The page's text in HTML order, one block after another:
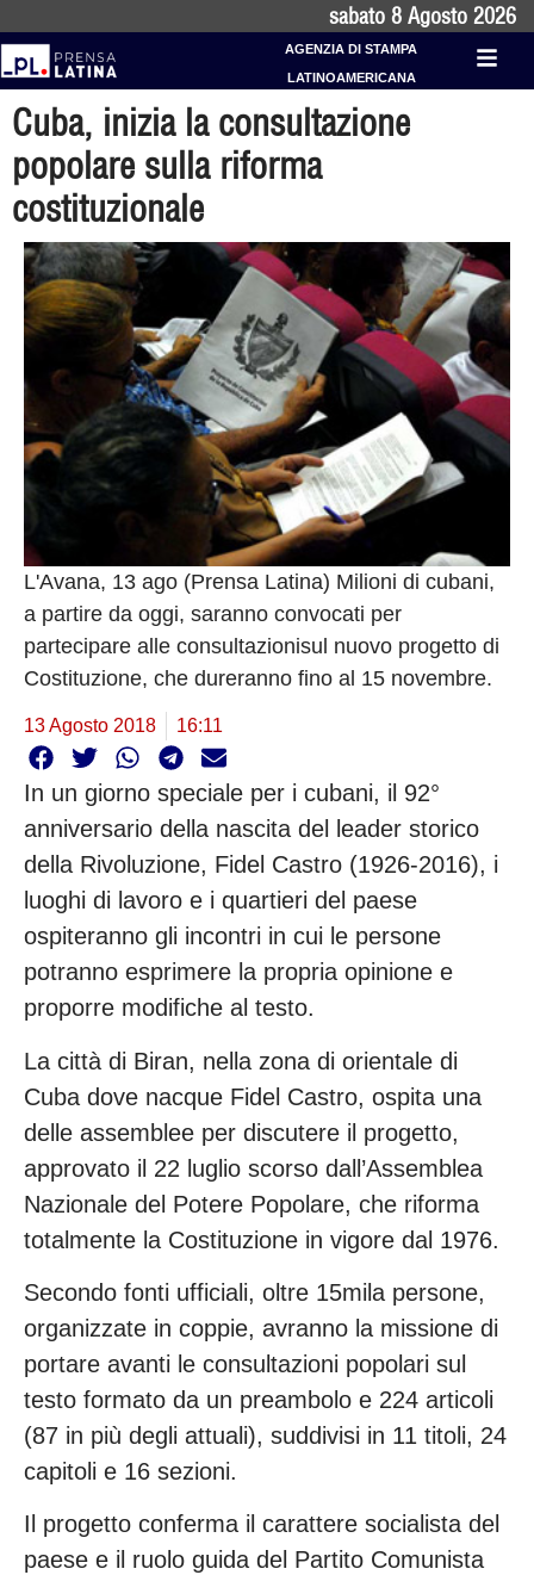
sabato 8 Agosto 2026
AGENZIA DI STAMPA
LATINOAMERICANA
Cuba, inizia la consultazione
popolare sulla riforma
costituzionale
L'Avana, 13 ago (Prensa Latina) Milioni di cubani,
a partire da oggi, saranno convocati per
partecipare alle consultazionisul nuovo progetto di
Costituzione, che dureranno fino al 15 novembre.
13 Agosto 2018 16:11
In un giorno speciale per i cubani, il 92°
anniversario della nascita del leader storico
della Rivoluzione, Fidel Castro (1926-2016), i
luoghi di lavoro e i quartieri del paese
ospiteranno gli incontri in cui le persone
potranno esprimere la propria opinione e
proporre modifiche al testo.
La città di Biran, nella zona di orientale di
Cuba dove nacque Fidel Castro, ospita una
delle assemblee per discutere il progetto,
approvato il 22 luglio scorso dall’Assemblea
Nazionale del Potere Popolare, che riforma
totalmente la Costituzione in vigore dal 1976.
Secondo fonti ufficiali, oltre 15mila persone,
organizzate in coppie, avranno la missione di
portare avanti le consultazioni popolari sul
testo formato da un preambolo e 224 articoli
(87 in più degli attuali), suddivisi in 11 titoli, 24
capitoli e 16 sezioni.
Il progetto conferma il carattere socialista del
paese e il ruolo guida del Partito Comunista